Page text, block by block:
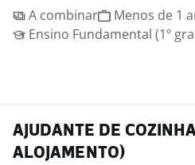
A combinar
Menos de 1
Ensino Fundamental (1º
AJUDANTE DE
ALOJAMENTO)